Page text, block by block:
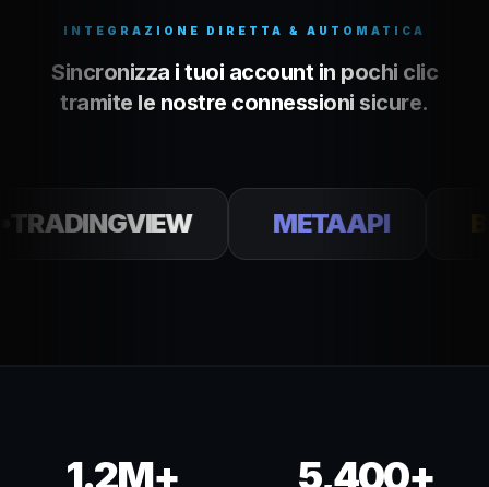
INTEGRAZIONE DIRETTA & AUTOMATICA
Sincronizza i tuoi account in pochi clic
tramite le nostre connessioni sicure.
METAAPI
1.2M+ 5,400+